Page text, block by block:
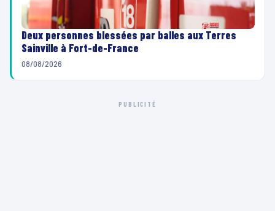
Deux personnes blessées par balles aux Terres
Sainville à Fort-de-France
08/08/2026
PUBLICITÉ